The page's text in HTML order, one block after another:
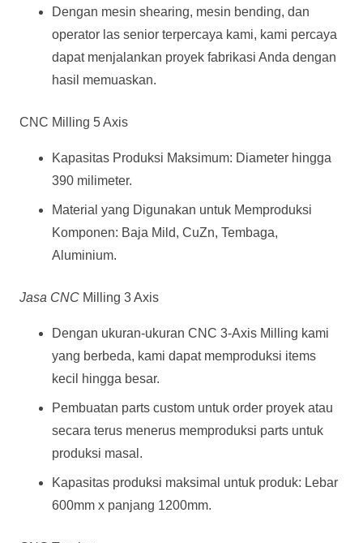
Dengan mesin shearing, mesin bending, dan
operator las senior terpercaya kami, kami percaya
dapat menjalankan proyek fabrikasi Anda dengan
hasil memuaskan.
CNC Milling 5 Axis
Kapasitas Produksi Maksimum: Diameter hingga
390 milimeter.
Material yang Digunakan untuk Memproduksi
Komponen: Baja Mild, CuZn, Tembaga,
Aluminium.
Jasa CNC Milling 3 Axis
Dengan ukuran-ukuran CNC 3-Axis Milling kami
yang berbeda, kami dapat memproduksi items
kecil hingga besar.
Pembuatan parts custom untuk order proyek atau
secara terus menerus memproduksi parts untuk
produksi masal.
Kapasitas produksi maksimal untuk produk: Lebar
600mm x panjang 1200mm.